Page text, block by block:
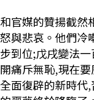
和官媒的贊揚截然
怒與悲哀。他們冷
步到位;戊戌變法
開痛斥無恥,現在
全面復辟的新時代